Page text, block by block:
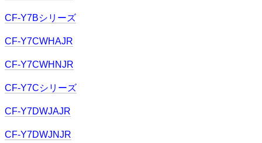
CF-Y7Bシリーズ
CF-Y7CWHAJR
CF-Y7CWHNJR
CF-Y7Cシリーズ
CF-Y7DWJAJR
CF-Y7DWJNJR